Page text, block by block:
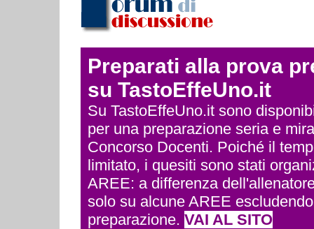
Preparati alla prova
su TastoEffeUno.it
Su TastoEffeUno.it sono
per una preparazione seria e
Concorso Docenti. Poiché il
limitato, i quesiti sono stati
AREE: a differenza
solo su alcune AREE
preparazione. VAI AL SITO